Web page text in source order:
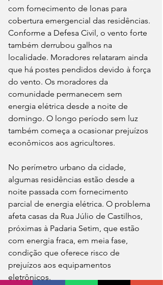
com fornecimento de lonas para
cobertura emergencial das residências.
Conforme a Defesa Civil, o vento forte
também derrubou galhos na
localidade. Moradores relataram ainda
que há postes pendidos devido à força
do vento. Os moradores da
comunidade permanecem sem
energia elétrica desde a noite de
domingo. O longo período sem luz
também começa a ocasionar prejuízos
econômicos aos agricultores.
No perímetro urbano da cidade,
algumas residências estão desde a
noite passada com fornecimento
parcial de energia elétrica. O problema
afeta casas da Rua Júlio de Castilhos,
próximas à Padaria Setim, que estão
com energia fraca, em meia fase,
condição que oferece risco de
prejuízos aos equipamentos
eletrônicos.